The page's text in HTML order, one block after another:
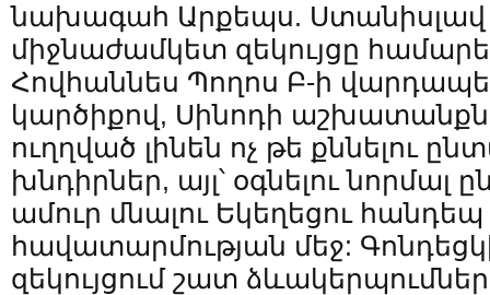
նախագահ Արքեպս. Ստանիսլավ
միջնաժամկետ զեկույցը
Հովհաննես Պողոս Բ-ի
կարծիքով, Սինոդի
ուղղված լինեն ոչ թե քննելու
խնդիրներ, այլ՝ օգնելու նորմալ
ամուր մնալու Եկեղեցու հանդեպ
հավատարմության մեջ:
զեկույցում շատ